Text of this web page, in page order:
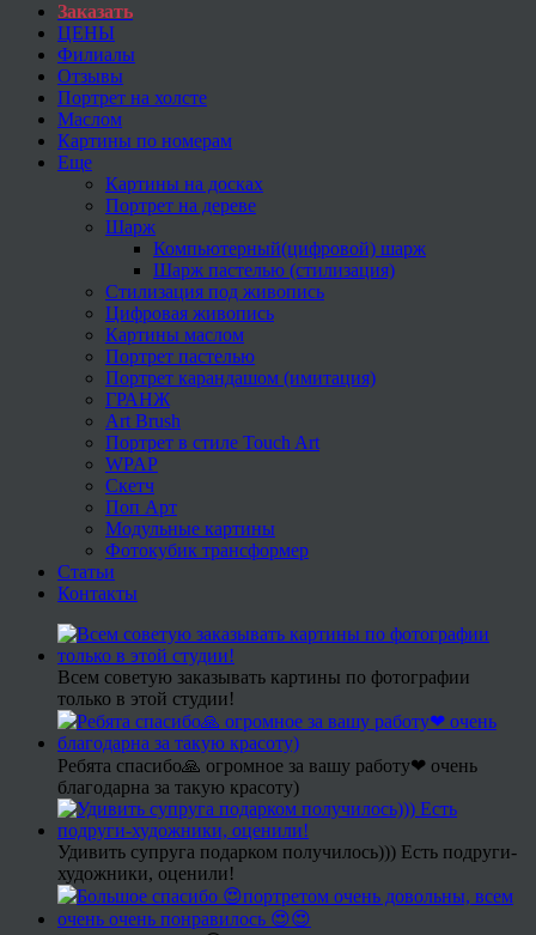
Заказать
ЦЕНЫ
Филиалы
Отзывы
Портрет на холсте
Маслом
Картины по номерам
Еще
Картины на досках
Портрет на дереве
Шарж
Компьютерный(цифровой) шарж
Шарж пастелью (стилизация)
Стилизация под живопись
Цифровая живопись
Картины маслом
Портрет пастелью
Портрет карандашом (имитация)
ГРАНЖ
Art Brush
Портрет в стиле Touch Art
WPAP
Скетч
Поп Арт
Модульные картины
Фотокубик трансформер
Статьи
Контакты
Всем советую заказывать картины по фотографии
только в этой студии!
Ребята спасибо🙏 огромное за вашу работу❤ очень
благодарна за такую красоту)
Удивить супруга подарком получилось))) Есть подруги-
художники, оценили!